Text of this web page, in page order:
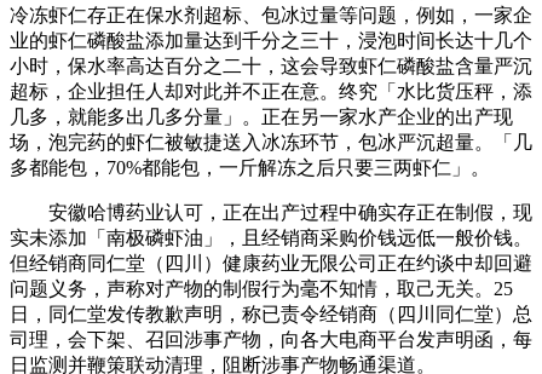
冷冻虾仁存正在保水剂超标、包冰过量等问题，例如，一家企
业的虾仁磷酸盐添加量达到千分之三十，浸泡时间长达十几个
小时，保水率高达百分之二十，这会导致虾仁磷酸盐含量严沉
超标，企业担任人却对此并不正在意。终究「水比货压秤，添
几多，就能多出几多分量」。正在另一家水产企业的出产现
场，泡完药的虾仁被敏捷送入冰冻环节，包冰严沉超量。「几
多都能包，70%都能包，一斤解冻之后只要三两虾仁」。
安徽哈博药业认可，正在出产过程中确实存正在制假，现
实未添加「南极磷虾油」，且经销商采购价钱远低一般价钱。
但经销商同仁堂（四川）健康药业无限公司正在约谈中却回避
问题义务，声称对产物的制假行为毫不知情，取己无关。25
日，同仁堂发传教歉声明，称已责令经销商（四川同仁堂）总
司理，会下架、召回涉事产物，向各大电商平台发声明函，每
日监测并鞭策联动清理，阻断涉事产物畅通渠道。